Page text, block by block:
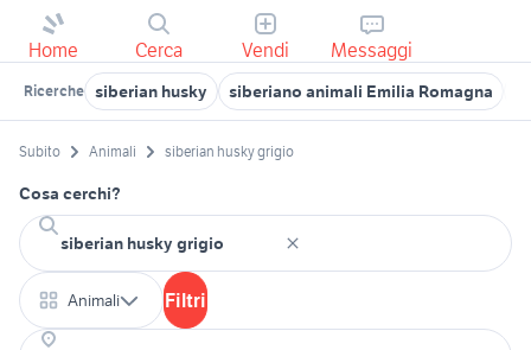
Home Cerca Vendi Messaggi
Ricerche siberian husky siberiano animali Emilia Romagna
Subito Animali siberian husky grigio
Cosa cerchi?
Animali Filtri